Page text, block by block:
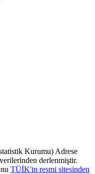
Kurumu) Adrese
derlenmiştir.
TÜİK'in resmi sitesinden